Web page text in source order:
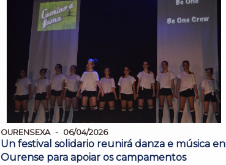
OURENSEXA 06/04/2026
Un festival solidario reunirá danza e música en
Ourense para apoiar os campamentos